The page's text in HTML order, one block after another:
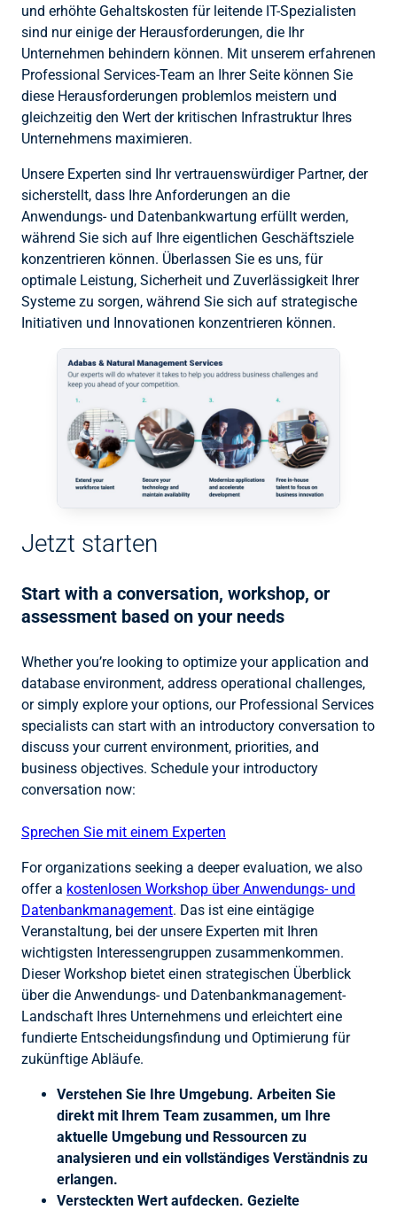
und erhöhte Gehaltskosten für leitende IT-Spezialisten
sind nur einige der Herausforderungen, die Ihr
Unternehmen behindern können. Mit unserem erfahrenen
Professional Services-Team an Ihrer Seite können Sie
diese Herausforderungen problemlos meistern und
gleichzeitig den Wert der kritischen Infrastruktur Ihres
Unternehmens maximieren.
Unsere Experten sind Ihr vertrauenswürdiger Partner, der
sicherstellt, dass Ihre Anforderungen an die
Anwendungs- und Datenbankwartung erfüllt werden,
während Sie sich auf Ihre eigentlichen Geschäftsziele
konzentrieren können. Überlassen Sie es uns, für
optimale Leistung, Sicherheit und Zuverlässigkeit Ihrer
Systeme zu sorgen, während Sie sich auf strategische
Initiativen und Innovationen konzentrieren können.
Jetzt starten
Start with a conversation, workshop, or
assessment based on your needs
Whether you’re looking to optimize your application and
database environment, address operational challenges,
or simply explore your options, our Professional Services
specialists can start with an introductory conversation to
discuss your current environment, priorities, and
business objectives. Schedule your introductory
conversation now:
Sprechen Sie mit einem Experten
For organizations seeking a deeper evaluation, we also
offer a kostenlosen Workshop über Anwendungs- und
Datenbankmanagement. Das ist eine eintägige
Veranstaltung, bei der unsere Experten mit Ihren
wichtigsten Interessengruppen zusammenkommen.
Dieser Workshop bietet einen strategischen Überblick
über die Anwendungs- und Datenbankmanagement-
Landschaft Ihres Unternehmens und erleichtert eine
fundierte Entscheidungsfindung und Optimierung für
zukünftige Abläufe.
Verstehen Sie Ihre Umgebung. Arbeiten Sie
direkt mit Ihrem Team zusammen, um Ihre
aktuelle Umgebung und Ressourcen zu
analysieren und ein vollständiges Verständnis zu
erlangen.
Versteckten Wert aufdecken. Gezielte